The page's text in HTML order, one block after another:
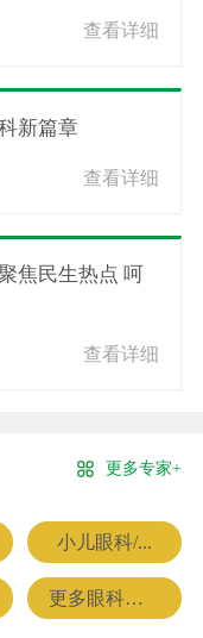
查看详细
新篇章
查看详细
焦民生热点 呵
查看详细
更多专家+
小儿眼科/...
更多眼科专家